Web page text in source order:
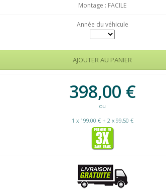
Montage : FACILE
Année du véhicule
398,00 €
ou
1 x 199,00 € + 2 x 99,50 €